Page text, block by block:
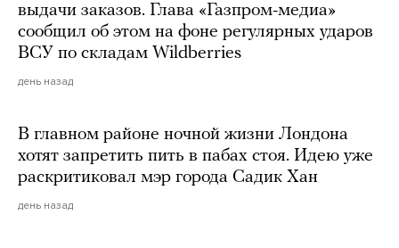
выдачи заказов. Глава «Газпром-медиа»
сообщил об этом на фоне регулярных ударов
ВСУ по складам Wildberries
день назад
В главном районе ночной жизни Лондона
хотят запретить пить в пабах стоя. Идею уже
раскритиковал мэр города Садик Хан
день назад